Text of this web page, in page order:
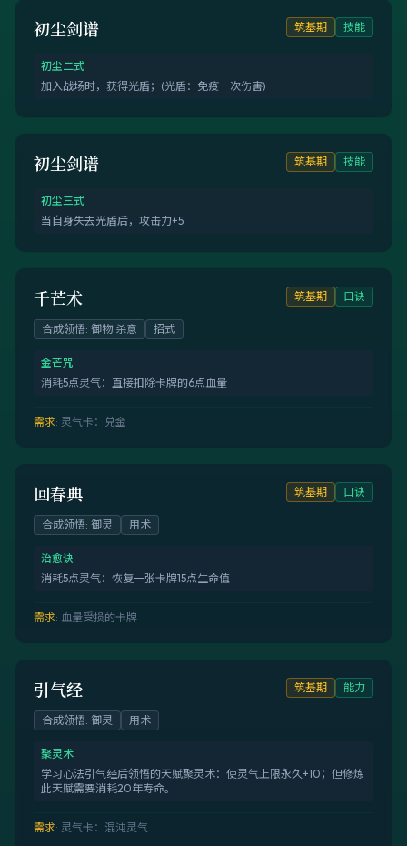
初尘剑谱 筑基期 技能
初尘二式
加入战场时，获得光盾；(光盾：免疫一次伤害)
初尘剑谱 筑基期 技能
初尘三式
当自身失去光盾后，攻击力+5
千芒术 筑基期 口诀
合成领悟: 御物 杀意 招式
金芒咒
消耗5点灵气：直接扣除卡牌的6点血量
需求: 灵气卡：兑金
回春典 筑基期 口诀
合成领悟: 御灵 用术
治愈诀
消耗5点灵气：恢复一张卡牌15点生命值
需求: 血量受损的卡牌
引气经 筑基期 能力
合成领悟: 御灵 用术
聚灵术
学习心法引气经后领悟的天赋聚灵术：使灵气上限永久+10；但修炼
此天赋需要消耗20年寿命。
需求: 灵气卡：混沌灵气